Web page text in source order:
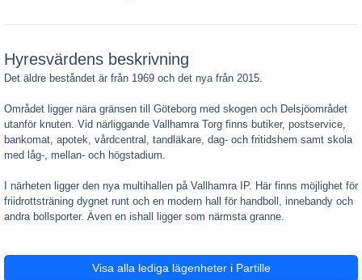
Hyresvärdens beskrivning
Det äldre beståndet är från 1969 och det nya från 2015.
Området ligger nära gränsen till Göteborg med skogen och Delsjöområdet
utanför knuten. Vid närliggande Vallhamra Torg finns butiker, postservice,
bankomat, apotek, vårdcentral, tandläkare, dag- och fritidshem samt skola
med låg-, mellan- och högstadium.
I närheten ligger den nya multihallen på Vallhamra IP. Här finns möjlighet för
friidrottsträning dygnet runt och en modern hall för handboll, innebandy och
andra bollsporter. Även en ishall ligger som närmsta granne.
Visa alla lediga lägenheter i Partille